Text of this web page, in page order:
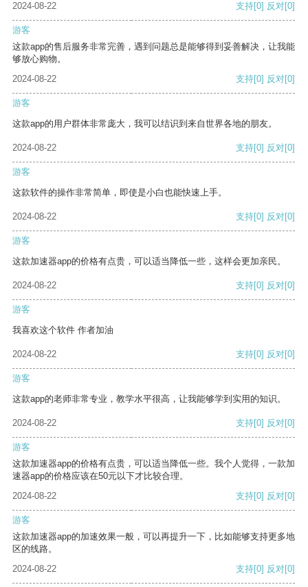
2024-08-22 支持[0] 反对[0]
游客
这款app的售后服务非常完善，遇到问题总是能够得到妥善解决，让我能
够放心购物。
2024-08-22
支持[0] 反对[0]
游客
这款app的用户群体非常庞大，我可以结识到来自世界各地的朋友。
2024-08-22 支持[0] 反对[0]
游客
这款软件的操作非常简单，即使是小白也能快速上手。
2024-08-22 支持[0] 反对[0]
游客
这款加速器app的价格有点贵，可以适当降低一些，这样会更加亲民。
2024-08-22 支持[0] 反对[0]
游客
我喜欢这个软件 作者加油
2024-08-22 支持[0] 反对[0]
游客
这款app的老师非常专业，教学水平很高，让我能够学到实用的知识。
2024-08-22 支持[0] 反对[0]
游客
这款加速器app的价格有点贵，可以适当降低一些。我个人觉得，一款加
速器app的价格应该在50元以下才比较合理。
2024-08-22
支持[0] 反对[0]
游客
这款加速器app的加速效果一般，可以再提升一下，比如能够支持更多地
区的线路。
2024-08-22
支持[0] 反对[0]